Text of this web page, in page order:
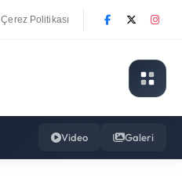
Çerez Politikası
Video Galeri